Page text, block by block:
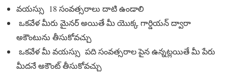
వయస్సు 18 సంవత్సరాలు దాటి ఉండాలి
ఒకవేళ మీరు మైనర్ అయితే మీ యొక్క గార్డియన్ ద్వారా
అకౌంటును తీసుకోవచ్చు
ఒకవేళ మీ వయస్సు పది సంవత్సరాల పైన ఉన్నట్లయితే మీ పేరు
మీదనే అకౌంట్ తీసుకోవచ్చు